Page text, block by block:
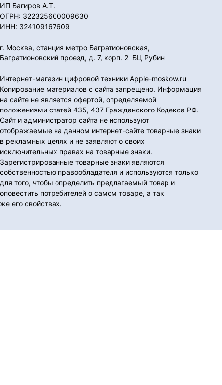
ИП Багиров А.Т.
ОГРН: 322325600009630
ИНН: 324109167609
г. Москва, станция метро Багратионовская,
Багратионовский проезд, д. 7, корп. 2 БЦ Рубин
Интернет-магазин цифровой техники Apple-moskow.ru
Копирование материалов с сайта запрещено. Информация
на сайте не является офертой, определяемой
положениями статей 435, 437 Гражданского Кодекса РФ.
Сайт и администратор сайта не используют
отображаемые на данном интернет-сайте товарные знаки
в рекламных целях и не заявляют о своих
исключительных правах на товарные знаки.
Зарегистрированные товарные знаки являются
собственностью правообладателя и используются только
для того, чтобы определить предлагаемый товар и
оповестить потребителей о самом товаре, а так
же его свойствах.